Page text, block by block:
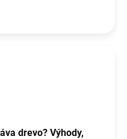
drevo? Výhody,